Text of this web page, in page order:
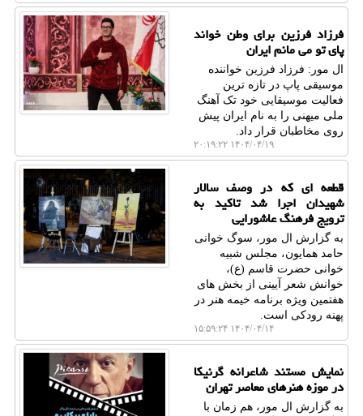
فرزاد فرزین برای وطن خواند
پای تو می مانم ایران
ال مور: فرزاد فرزین خواننده
موسیقی پاپ در تازه ترین
فعالیت موسیقایی خود تک آهنگ
ملی میهنی را به نام ایران پیش
روی مخاطبان قرار داد.
۱۴۰۴/۰۴/۱۹ ۲۰:۱۹:۲۲
قطعه ای که در وصف سالار
شهیدان اجرا شد تاکید به
ترویج فرهنگ عاشورایی
به گزارش ال مور، سوگ خوانی
حامد همایون، مجلس شبیه
خوانی حضرت قاسم (ع)،
خوانش شعر آیینی از بخش های
هفتمین ویژه برنامه خیمه هنر در
پهنه رودکی است.
۱۴۰۴/۰۴/۱۴ ۱۵:۵۹:۲۴
نمایش مستند شاعرانه گرنیکا
در موزه هنرهای معاصر تهران
به گزارش ال مور، هم زمان با